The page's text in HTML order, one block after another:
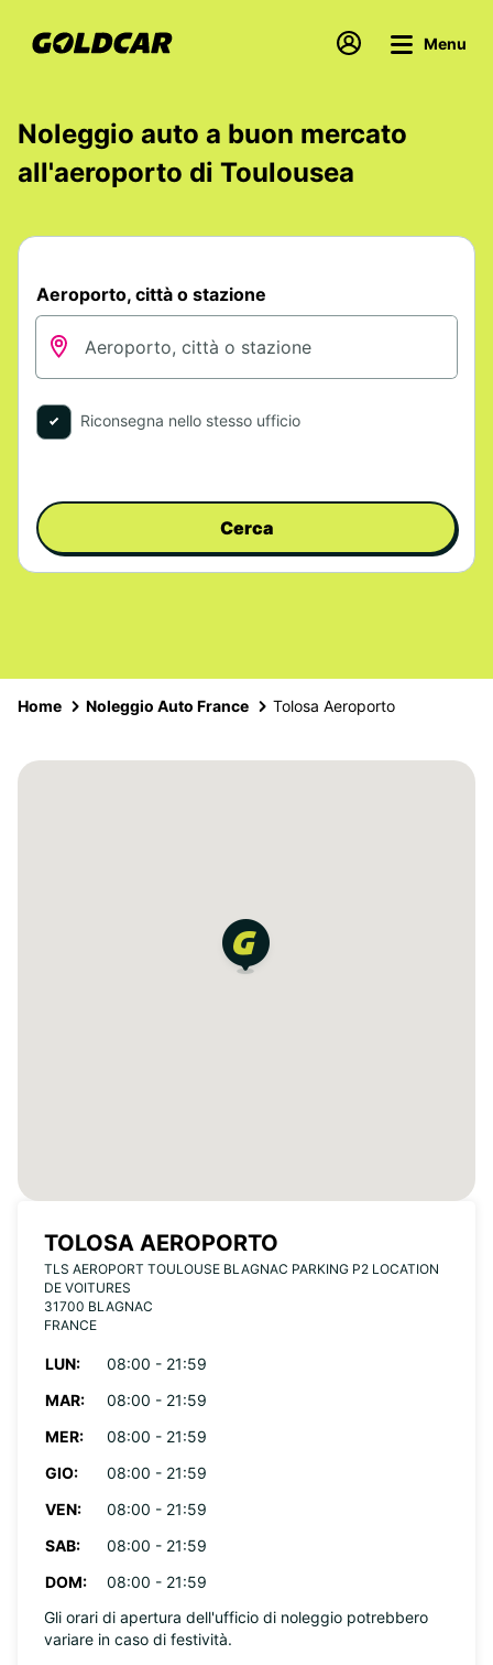
Menu
Noleggio auto a buon mercato
all'aeroporto di Toulousea
Aeroporto, città o stazione
Riconsegna nello stesso ufficio
Cerca
Home Noleggio Auto France Tolosa Aeroporto
TOLOSA AEROPORTO
TLS AEROPORT TOULOUSE BLAGNAC PARKING P2 LOCATION
DE VOITURES
31700 BLAGNAC
FRANCE
LUN:
08:00 - 21:59
MAR:
08:00 - 21:59
MER:
08:00 - 21:59
GIO:
08:00 - 21:59
VEN:
08:00 - 21:59
SAB:
08:00 - 21:59
DOM:
08:00 - 21:59
Gli orari di apertura dell'ufficio di noleggio potrebbero
variare in caso di festività.